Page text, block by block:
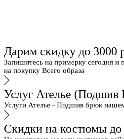
Дарим скидку до 3000
Запишитесь на примерку сегодня и
на покупку Всего образа
Услуг Ателье (Подшив
Услуги Ателье - Подшив брюк
Скидки на костюмы до